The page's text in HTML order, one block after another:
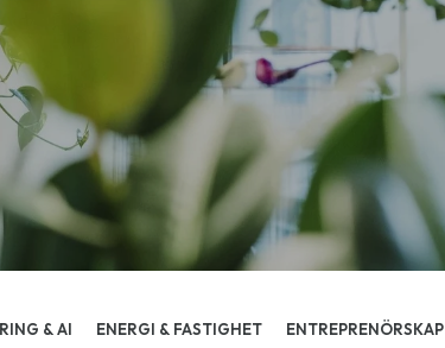
& AI ENERGI & FASTIGHET ENTREPRENÖRSKAP